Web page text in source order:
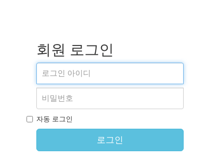
회원 로그인
자동 로그인
로그인